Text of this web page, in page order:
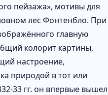
пейзажа», мотивы для
лес Фонтенбло. При
главную
колорит картины,
настроение,
природой в тот или
33 гг. он впервые вышел